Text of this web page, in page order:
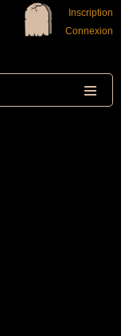
Inscription
Connexion